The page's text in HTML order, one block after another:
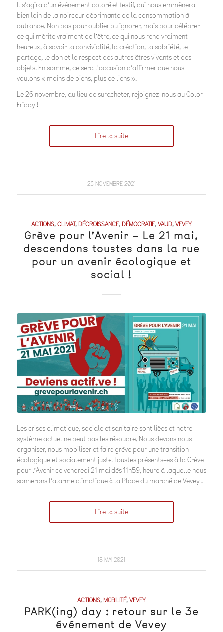
Il s’agira d’un événement coloré et festif, qui nous emmènera
bien loin de la noirceur déprimante de la consommation à
outrance. Non pas pour oublier ou ignorer, mais pour célébrer
ce qui mérite vraiment de l’être, ce qui nous rend vraiment
heureux, à savoir la convivialité, la création, la sobriété, le
partage, le don et le respect des autres êtres vivants et des
objets. En somme, ce sera l’occasion d’affirmer que nous
voulons « moins de biens, plus de liens ».
Le 26 novembre, au lieu de suracheter, rejoignez-nous au Color
Friday !
Lire la suite
23 NOVEMBRE 2021
ACTIONS,CLIMAT,DÉCROISSANCE,DÉMOCRATIE,VAUD,VEVEY
Grève pour l’Avenir – Le 21 mai,
descendons toustes dans la rue
pour un avenir écologique et
social !
Les crises climatique, sociale et sanitaire sont liées et notre
système actuel ne peut pas les résoudre. Nous devons nous
organiser, nous mobiliser et faire grève pour une transition
écologique et socialement juste. Toustes présents-es à la Grève
pour l’Avenir ce vendredi 21 mai dès 11h59, heure à laquelle nous
sonnerons l’alarme climatique à la Place du marché de Vevey !
Lire la suite
18 MAI 2021
ACTIONS, MOBILITÉ,VEVEY
PARK(ing) day : retour sur le 3e
événement de Vevey